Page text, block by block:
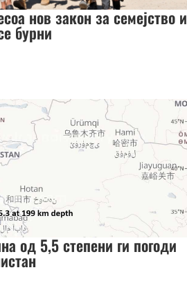
нов закон за семејство и
бурни
од 5,5 степени ги погоди